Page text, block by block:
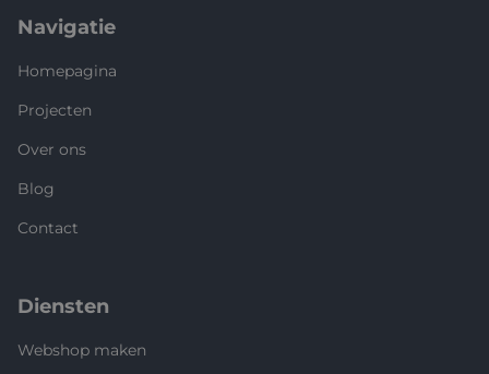
Navigatie
Homepagina
Projecten
Over ons
Blog
Contact
Diensten
Webshop maken